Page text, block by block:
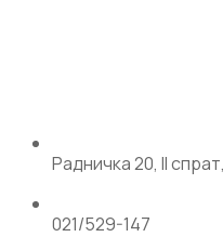
Радничка 20, II
021/529-147